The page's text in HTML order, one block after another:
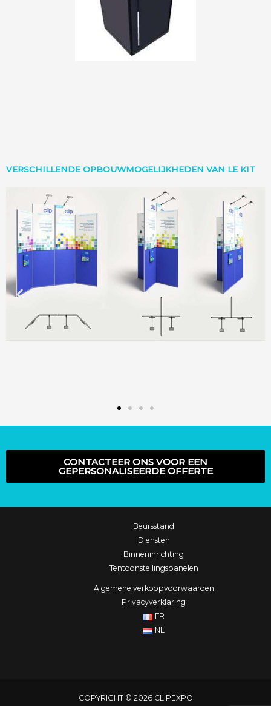
VERSCHILLENDE OPBOUWMOGELIJKHEDEN VAN LE KIT
CONTACTEER ONS VOOR EEN
GEPERSONALISEERDE OFFERTE
Beursstand
Diensten
Binneninrichting
Tentoonstellingspanelen
Algemene verkoopvoorwaarden
Privacyverklaring
FR
NL
COPYRIGHT © 2026 CLIPEXPO